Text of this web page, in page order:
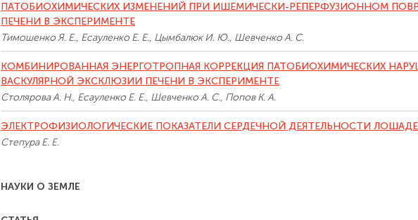
ПАТОБИОХИМИЧЕСКИХ ИЗМЕНЕНИЙ ПРИ ИШЕМИЧЕСКИ-РЕПЕРФУЗИОННОМ
ПЕЧЕНИ В ЭКСПЕРИМЕНТЕ
Тимошенко Я. Е., Есауленко Е. Е., Цымбалюк И. Ю., Шевченко А. С.
КОМБИНИРОВАННАЯ ЭНЕРГОТРОПНАЯ КОРРЕКЦИЯ ПАТОБИОХИМИЧЕСКИХ
ВАСКУЛЯРНОЙ ЭКСКЛЮЗИИ ПЕЧЕНИ В ЭКСПЕРИМЕНТЕ
Столярова А. Н., Есауленко Е. Е., Шевченко А. С., Попов К. А.
ЭЛЕКТРОФИЗИОЛОГИЧЕСКИЕ ПОКАЗАТЕЛИ СЕРДЕЧНОЙ ДЕЯТЕЛЬНОСТИ
Степура Е. Е.
НАУКИ О ЗЕМЛЕ